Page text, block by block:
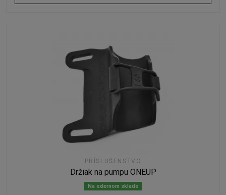
PRÍSLUŠENSTVO
Držiak na pumpu ONEUP
Na externom sklade